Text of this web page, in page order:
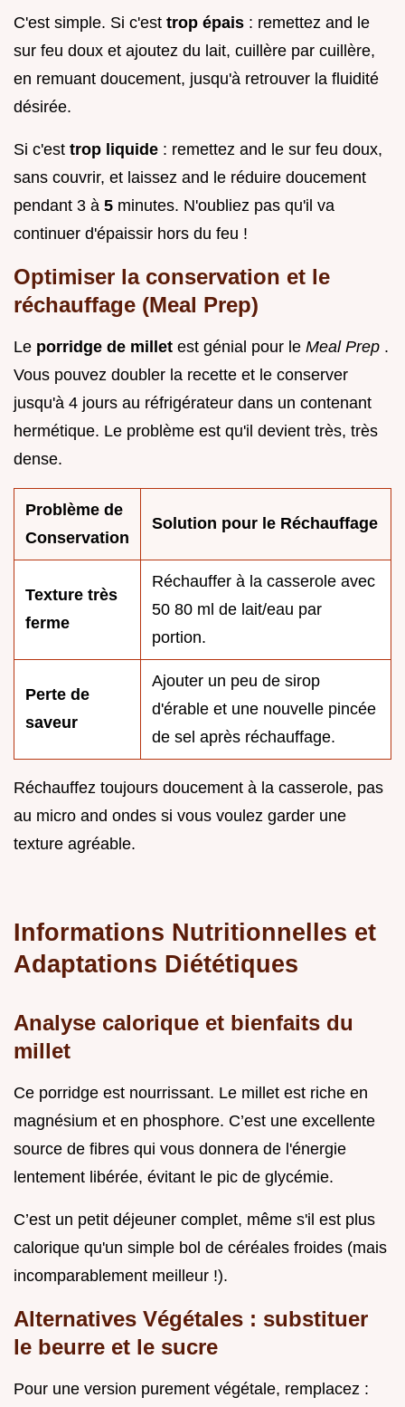
C'est simple. Si c'est trop épais : remettez and le
sur feu doux et ajoutez du lait, cuillère par cuillère,
en remuant doucement, jusqu'à retrouver la fluidité
désirée.
Si c'est trop liquide : remettez and le sur feu doux,
sans couvrir, et laissez and le réduire doucement
pendant 3 à 5 minutes. N'oubliez pas qu'il va
continuer d'épaissir hors du feu !
Optimiser la conservation et le
réchauffage (Meal Prep)
Le porridge de millet est génial pour le Meal Prep .
Vous pouvez doubler la recette et le conserver
jusqu'à 4 jours au réfrigérateur dans un contenant
hermétique. Le problème est qu'il devient très, très
dense.
Problème de
Conservation
Solution pour le Réchauffage
Texture très
ferme
Réchauffer à la casserole avec
50 80 ml de lait/eau par
portion.
Perte de
saveur
Ajouter un peu de sirop
d'érable et une nouvelle pincée
de sel après réchauffage.
Réchauffez toujours doucement à la casserole, pas
au micro and ondes si vous voulez garder une
texture agréable.
Informations Nutritionnelles et
Adaptations Diététiques
Analyse calorique et bienfaits du
millet
Ce porridge est nourrissant. Le millet est riche en
magnésium et en phosphore. C’est une excellente
source de fibres qui vous donnera de l'énergie
lentement libérée, évitant le pic de glycémie.
C’est un petit déjeuner complet, même s'il est plus
calorique qu'un simple bol de céréales froides (mais
incomparablement meilleur !).
Alternatives Végétales : substituer
le beurre et le sucre
Pour une version purement végétale, remplacez :